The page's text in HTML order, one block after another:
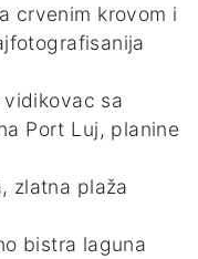
crvenim krovom i
vidikovac sa
Port Luj, planine
zlatna plaža
bistra laguna